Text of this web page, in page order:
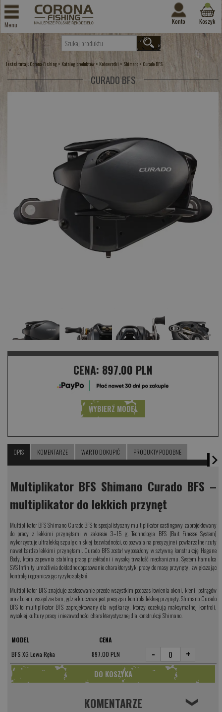
Menu Konto Koszyk
Jesteś tutaj: Corona-Fishing > Katalog produktów > Kołowrotki > Shimano > Curado BFS
CURADO BFS
CENA: 897.00 PLN
WYBIERZ MODEL
OPIS KOMENTARZE WARTO DOKUPIĆ PRODUKTY PODOBNE
Multiplikator BFS Shimano Curado BFS –
multiplikator do lekkich przynęt
Multiplikator BFS Shimano Curado BFS to specjalistyczny multiplikator castingowy zaprojektowany
do pracy z lekkimi przynętami w zakresie 3–15 g. Technologia BFS (Bait Finesse System)
wykorzystuje ultralekką szpulę o niskiej bezwładności, co pozwala na precyzyjne i powtarzalne rzuty
nawet bardzo lekkimi przynętami. Curado BFS został wyposażony w sztywną konstrukcję Hagane
Body, która zapewnia stabilną pracę przekładni i wysoką trwałość mechanizmu. System hamulca
SVS Infinity umożliwia dokładne dopasowanie charakterystyki pracy do masy przynęty, zwiększając
kontrolę i ograniczając ryzyko splątań.
Multiplikator BFS znajduje zastosowanie przede wszystkim podczas łowienia okoni, kleni, pstrągów
oraz boleni, wszędzie tam, gdzie kluczowa jest precyzja i kontrola lekkiej przynęty. Shimano Curado
BFS to multiplikator BFS zaprojektowany dla wędkarzy, którzy oczekują maksymalnej kontroli,
wysokiej kultury pracy i niezawodności charakterystycznej dla konstrukcji Shimano.
MODEL
CENA
BFS XG Lewa Ręka
897.00 PLN - +
KOMENTARZE ❮